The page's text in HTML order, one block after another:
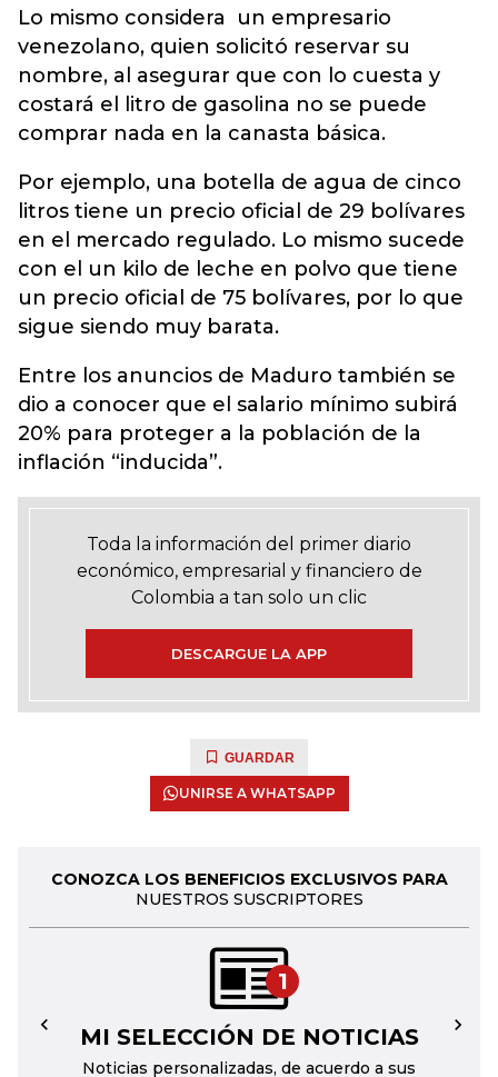
Lo mismo considera un empresario
venezolano, quien solicitó reservar su
nombre, al asegurar que con lo cuesta y
costará el litro de gasolina no se puede
comprar nada en la canasta básica.
Por ejemplo, una botella de agua de cinco
litros tiene un precio oficial de 29 bolívares
en el mercado regulado. Lo mismo sucede
con el un kilo de leche en polvo que tiene
un precio oficial de 75 bolívares, por lo que
sigue siendo muy barata.
Entre los anuncios de Maduro también se
dio a conocer que el salario mínimo subirá
20% para proteger a la población de la
inflación “inducida”.
Toda la información del primer diario
económico, empresarial y financiero de
Colombia a tan solo un clic
DESCARGUE LA APP
GUARDAR
UNIRSE A WHATSAPP
CONOZCA LOS BENEFICIOS EXCLUSIVOS PARA
NUESTROS SUSCRIPTORES
1
MI SELECCIÓN DE NOTICIAS
Noticias personalizadas, de acuerdo a sus
← →